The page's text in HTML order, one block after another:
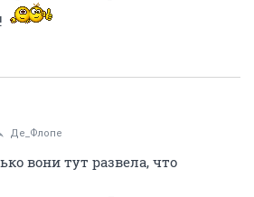
Де_Флопе
вони тут развела, что